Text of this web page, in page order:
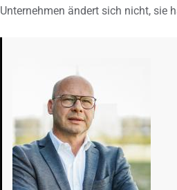
Unternehmen ändert sich nicht, sie